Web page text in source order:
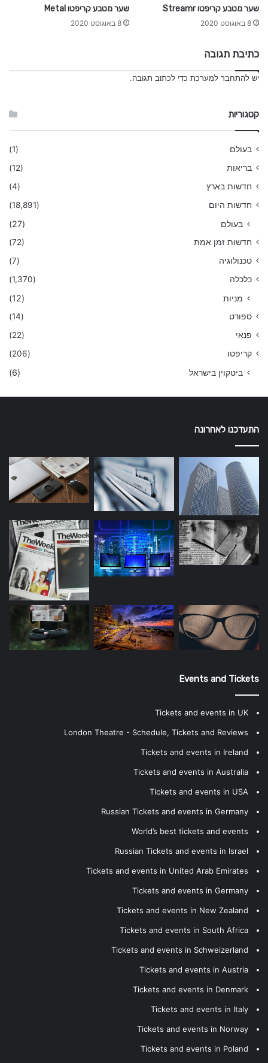
שער מטבע קריפטו Streamr
8 באוגוסט 2020
שער מטבע קריפטו Metal
8 באוגוסט 2020
כתיבת תגובה
יש להתחבר למערכת כדי לכתוב תגובה.
קטגוריות
בעולם
(1)
בריאות
(12)
חדשות בארץ
(4)
חדשות היום
(18,891)
בעולם (27)
חדשות זמן אמת
(72)
טכנולוגיה
(7)
כלכלה
(1,370)
מניות (12)
ספורט
(14)
פנאי
(22)
קריפטו
(206)
ביטקוין בישראל (6)
התעדכנו לאחרונה
Events and Tickets
Tickets and events in UK
London Theatre - Schedule, Tickets and Reviews
Tickets and events in Ireland
Tickets and events in Australia
Tickets and events in USA
Russian Tickets and events in Germany
World’s best tickets and events
Russian Tickets and events in Israel
Tickets and events in United Arab Emirates
Tickets and events in Germany
Tickets and events in New Zealand
Tickets and events in South Africa
Tickets and events in Schweizerland
Tickets and events in Austria
Tickets and events in Denmark
Tickets and events in Italy
Tickets and events in Norway
Tickets and events in Poland